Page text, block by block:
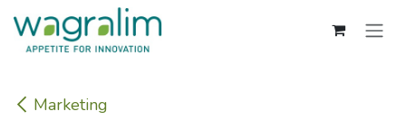
Se rendre au contenu
Marketing